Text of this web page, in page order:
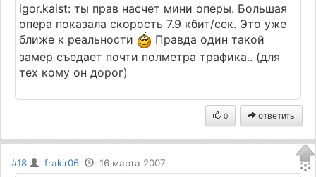
igor.kaist: ты прав насчет мини оперы. Большая
опера показала скорость 7.9 кбит/сек. Это уже
ближе к реальности
Правда один такой
замер съедает почти полметра трафика.. (для
тех кому он дорог)
0 ответить
#18 frakir06 16 марта 2007